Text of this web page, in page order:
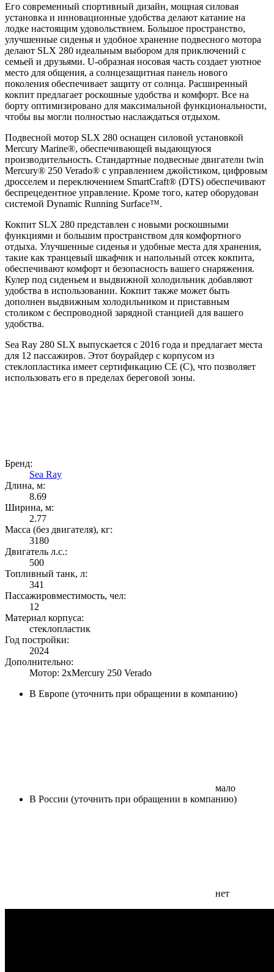
Его современный спортивный дизайн, мощная силовая
установка и инновационные удобства делают катание на
лодке настоящим удовольствием. Большое пространство,
улучшенные сиденья и удобное хранение подвесного мотора
делают SLX 280 идеальным выбором для приключений с
семьей и друзьями. U-образная носовая часть создает уютное
место для общения, а солнцезащитная панель нового
поколения обеспечивает защиту от солнца. Расширенный
кокпит предлагает роскошные удобства и комфорт. Все на
борту оптимизировано для максимальной функциональности,
чтобы вы могли полностью наслаждаться отдыхом.
Подвесной мотор SLX 280 оснащен силовой установкой
Mercury Marine®, обеспечивающей выдающуюся
производительность. Стандартные подвесные двигатели twin
Mercury® 250 Verado® с управлением джойстиком, цифровым
дросселем и переключением SmartCraft® (DTS) обеспечивают
беспрецедентное управление. Кроме того, катер оборудован
системой Dynamic Running Surface™.
Кокпит SLX 280 представлен с новыми роскошными
функциями и большим пространством для комфортного
отдыха. Улучшенные сиденья и удобные места для хранения,
такие как транцевый шкафчик и напольный отсек кокпита,
обеспечивают комфорт и безопасность вашего снаряжения.
Кулер под сиденьем и выдвижной холодильник добавляют
удобства в использовании. Кокпит также может быть
дополнен выдвижным холодильником и приставным
столиком с беспроводной зарядной станцией для вашего
удобства.
Sea Ray 280 SLX выпускается с 2016 года и предлагает места
для 12 пассажиров. Этот боурайдер с корпусом из
стеклопластика имеет сертификацию CE (C), что позволяет
использовать его в пределах береговой зоны.
Бренд:
Sea Ray
Длина, м:
8.69
Ширина, м:
2.77
Масса (без двигателя), кг:
3180
Двигатель л.с.:
500
Топливный танк, л:
341
Пассажировместимость, чел:
12
Материал корпуса:
стеклопластик
Год постройки:
2024
Дополнительно:
Мотор: 2хMercury 250 Verado
В Европе (уточнить при обращении в компанию)
мало
В России (уточнить при обращении в компанию)
нет